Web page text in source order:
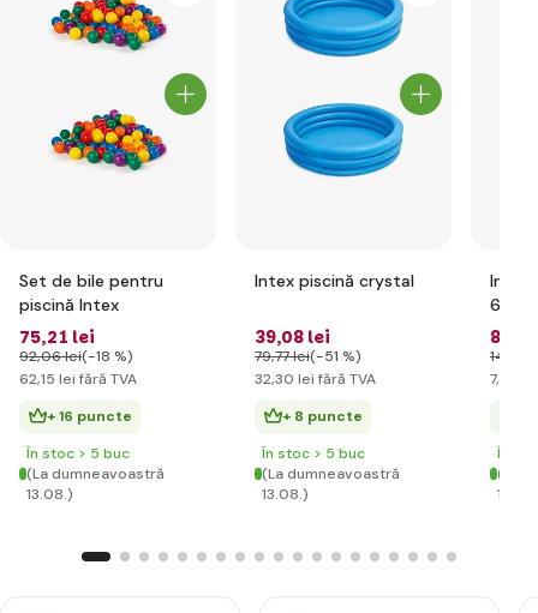
Set de bile pentru
piscină Intex
75,21 lei
92,06 lei(-18 %)
62,15 lei fără TVA
+ 16 puncte
În stoc > 5 buc
(La dumneavoastră
13.08.)
Intex piscină crystal
39,08 lei
79,77 lei(-51 %)
32,30 lei fără TVA
+ 8 puncte
În stoc > 5 buc
(La dumneavoastră
13.08.)
Intex
61cm
8
14
7,42 lei
În
(La